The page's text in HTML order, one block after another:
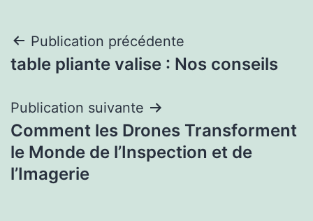
Navigation
de
l’article
Publication précédente
table pliante valise : Nos conseils
Publication suivante
Comment les Drones Transforment
le Monde de l’Inspection et de
l’Imagerie